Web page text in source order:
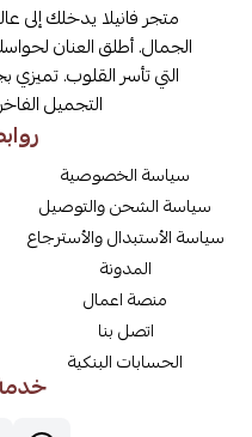
متجر فانيلا يدخلك إلى
الجمال. أطلق العنان
التي تأسر القلوب.
التجميل
سياسة الخصوصية
سياسة الشحن والتوصيل
سياسة الأستبدال والأسترجاع
المدونة
منصة اعمال
اتصل بنا
الحسابات البنكية